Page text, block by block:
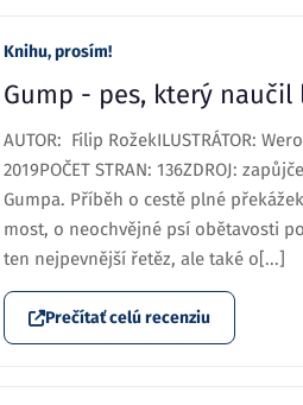
Knihu, prosím!
Gump - pes, který
AUTOR: Filip RožekILUSTRÁTOR:
2019POČET STRAN: 136ZDROJ:
Gumpa. Příběh o cestě plné
most, o neochvějné psí obětavosti
ten nejpevnější řetěz, ale také o[...]
Prečítať celú recenziu